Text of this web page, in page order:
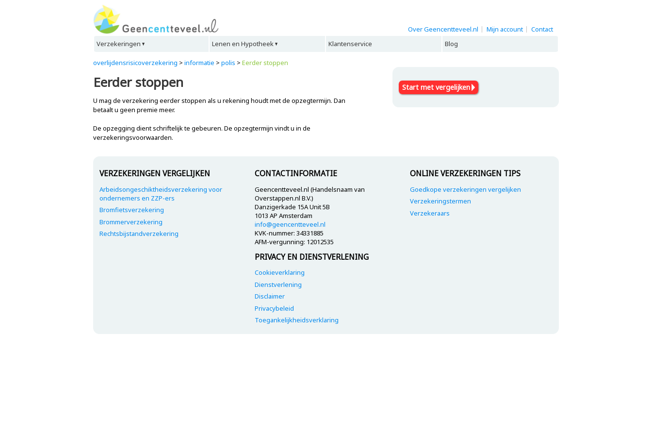
Over Geencentteveel.nl Mijn account
Contact
Verzekeringen
Lenen en Hypotheek Klantenservice Blog
overlijdensrisicoverzekering > informatie > polis > Eerder stoppen
Eerder stoppen
U mag de verzekering eerder stoppen als u rekening houdt met de opzegtermijn. Dan
betaalt u geen premie meer.
De opzegging dient schriftelijk te gebeuren. De opzegtermijn vindt u in de
verzekeringsvoorwaarden.
Start met vergelijken
VERZEKERINGEN VERGELIJKEN
Arbeidsongeschiktheidsverzekering voor
ondernemers en ZZP-ers
Bromfietsverzekering
Brommerverzekering
Rechtsbijstandverzekering
CONTACTINFORMATIE
Geencentteveel.nl (Handelsnaam van
Overstappen.nl B.V.)
Danzigerkade 15A Unit 5B
1013 AP Amsterdam
info@geencentteveel.nl
KVK-nummer: 34331885
AFM-vergunning: 12012535
PRIVACY EN DIENSTVERLENING
Cookieverklaring
Dienstverlening
Disclaimer
Privacybeleid
Toegankelijkheidsverklaring
ONLINE VERZEKERINGEN TIPS
Goedkope verzekeringen vergelijken
Verzekeringstermen
Verzekeraars